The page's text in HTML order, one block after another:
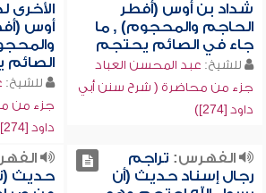
شداد بن أوس (أفطر
الحاجم والمحجوم) , ما
جاء في الصائم يحتجم
للشيخ: عبد المحسن العباد
جزء من محاضرة ( شرح سنن أبي
داود [274])
الأخرى
أوس
للشيخ:
جزء من
داود [274])
الفهرس: تراجم
رجال إسناد حديث (أن
حديث